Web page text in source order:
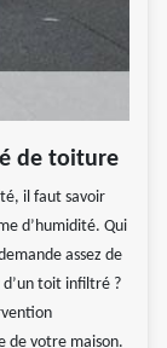
de toiture
il faut savoir
d’humidité. Qui
assez de
d’un toit infiltré ?
de votre maison.